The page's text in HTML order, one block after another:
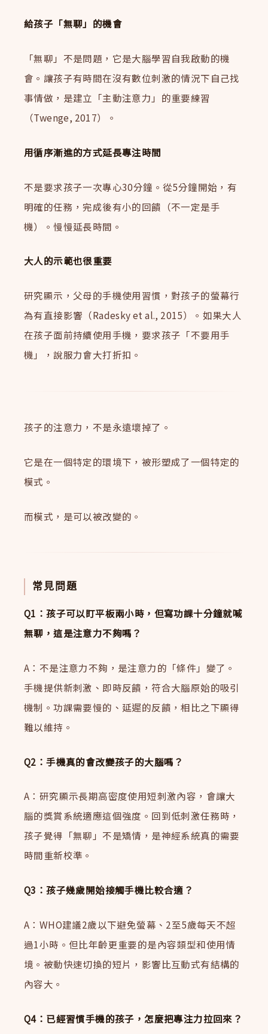
給孩子「無聊」的機會
「無聊」不是問題，它是大腦學習自我啟動的機
會。讓孩子有時間在沒有數位刺激的情況下自己找
事情做，是建立「主動注意力」的重要練習
（Twenge, 2017）。
用循序漸進的方式延長專注時間
不是要求孩子一次專心30分鐘。從5分鐘開始，有
明確的任務，完成後有小的回饋（不一定是手
機）。慢慢延長時間。
大人的示範也很重要
研究顯示，父母的手機使用習慣，對孩子的螢幕行
為有直接影響（Radesky et al., 2015）。如果大人
在孩子面前持續使用手機，要求孩子「不要用手
機」，說服力會大打折扣。
孩子的注意力，不是永遠壞掉了。
它是在一個特定的環境下，被形塑成了一個特定的
模式。
而模式，是可以被改變的。
常見問題
Q1：孩子可以盯平板兩小時，但寫功課十分鐘就喊
無聊，這是注意力不夠嗎？
A：不是注意力不夠，是注意力的「條件」變了。
手機提供新刺激、即時反饋，符合大腦原始的吸引
機制。功課需要慢的、延遲的反饋，相比之下顯得
難以維持。
Q2：手機真的會改變孩子的大腦嗎？
A：研究顯示長期高密度使用短刺激內容，會讓大
腦的獎賞系統適應這個強度。回到低刺激任務時，
孩子覺得「無聊」不是矯情，是神經系統真的需要
時間重新校準。
Q3：孩子幾歲開始接觸手機比較合適？
A：WHO建議2歲以下避免螢幕、2至5歲每天不超
過1小時。但比年齡更重要的是內容類型和使用情
境。被動快速切換的短片，影響比互動式有結構的
內容大。
Q4：已經習慣手機的孩子，怎麼把專注力拉回來？